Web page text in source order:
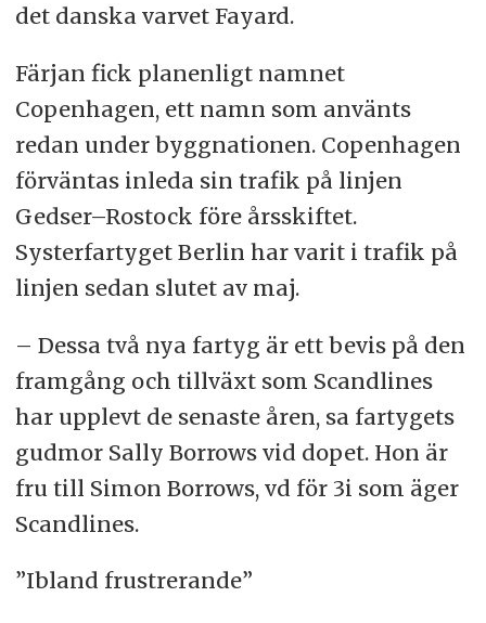
det danska varvet Fayard.
Färjan fick planenligt namnet
Copenhagen, ett namn som använts
redan under byggnationen. Copenhagen
förväntas inleda sin trafik på linjen
Gedser–Rostock före årsskiftet.
Systerfartyget Berlin har varit i trafik på
linjen sedan slutet av maj.
– Dessa två nya fartyg är ett bevis på den
framgång och tillväxt som Scandlines
har upplevt de senaste åren, sa fartygets
gudmor Sally Borrows vid dopet. Hon är
fru till Simon Borrows, vd för 3i som äger
Scandlines.
”Ibland frustrerande”